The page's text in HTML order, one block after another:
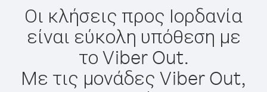
Οι κλήσεις προς Ιορδανία
είναι εύκολη υπόθεση με
το Viber Out.
Με τις μονάδες Viber Out,